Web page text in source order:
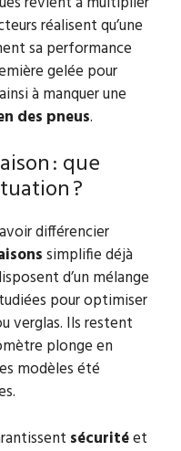
réalisent qu’une
sa performance
gelée pour
à manquer une
des pneus.
: que
?
différencier
simplifie déjà
d’un mélange
pour optimiser
verglas. Ils restent
plonge en
modèles été
sécuritéet